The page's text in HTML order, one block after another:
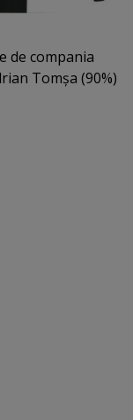
de compania
Tomşa (90%)